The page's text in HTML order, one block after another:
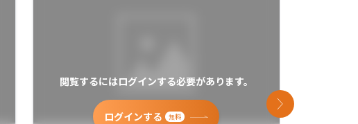
閲覧するにはログインする必要があります。
ログインする 無料
次のスライド